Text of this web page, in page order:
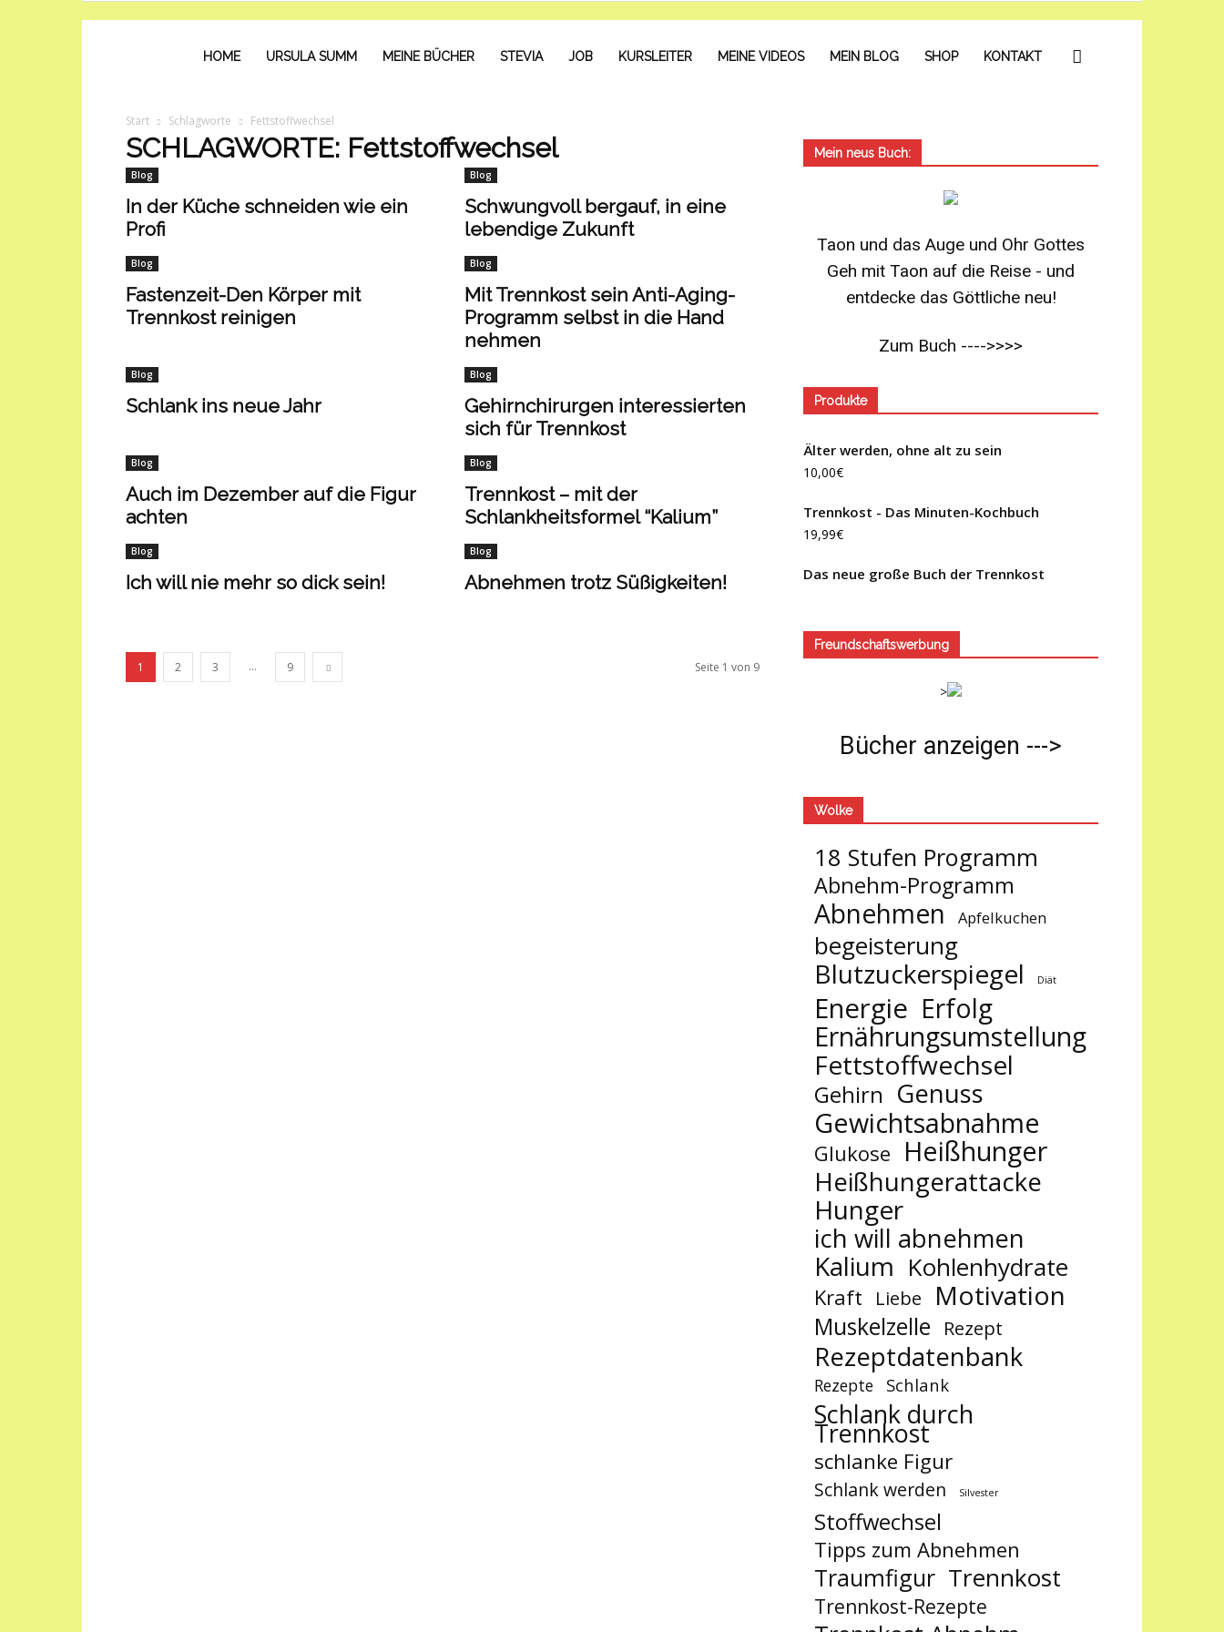
mit
Ursula
Summ
HOME URSULA SUMM MEINE BÜCHER STEVIA JOB KURSLEITER MEINE VIDEOS MEIN BLOG SHOP KONTAKT
Start Schlagworte Fettstoffwechsel
SCHLAGWORTE: Fettstoffwechsel
Blog
In der Küche schneiden wie ein
Profi
Blog
Schwungvoll bergauf, in eine
lebendige Zukunft
Blog
Fastenzeit-Den Körper mit
Trennkost reinigen
Blog
Mit Trennkost sein Anti-Aging-
Programm selbst in die Hand
nehmen
Blog
Schlank ins neue Jahr
Blog
Gehirnchirurgen interessierten
sich für Trennkost
Blog
Auch im Dezember auf die Figur
achten
Blog
Trennkost – mit der
Schlankheitsformel “Kalium”
Blog
Ich will nie mehr so dick sein!
Blog
Abnehmen trotz Süßigkeiten!
1 2 3 ... 9 Seite 1 von 9
Mein neus Buch:
Taon und das Auge und Ohr Gottes
Geh mit Taon auf die Reise - und
entdecke das Göttliche neu!
Zum Buch ---->>>>
Produkte
Älter werden, ohne alt zu sein
10,00€
Trennkost - Das Minuten-Kochbuch
19,99€
Das neue große Buch der Trennkost
Freundschaftswerbung
>
Bücher anzeigen --->
Wolke
18 Stufen Programm
Abnehm-Programm
Abnehmen Apfelkuchen
begeisterung
Blutzuckerspiegel Diät
Energie Erfolg
Ernährungsumstellung
Fettstoffwechsel
Gehirn Genuss
Gewichtsabnahme
Glukose Heißhunger
Heißhungerattacke
Hunger
ich will abnehmen
Kalium Kohlenhydrate
Kraft Liebe Motivation
Muskelzelle Rezept
Rezeptdatenbank
Rezepte Schlank
Schlank durch
Trennkost
schlanke Figur
Schlank werden Silvester
Stoffwechsel
Tipps zum Abnehmen
Traumfigur Trennkost
Trennkost-Rezepte